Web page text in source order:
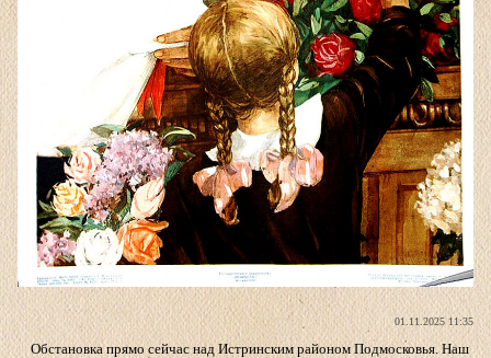
01.11.2025 11:35
Обстановка прямо сейчас над Истринским районом Подмосковья. Наш